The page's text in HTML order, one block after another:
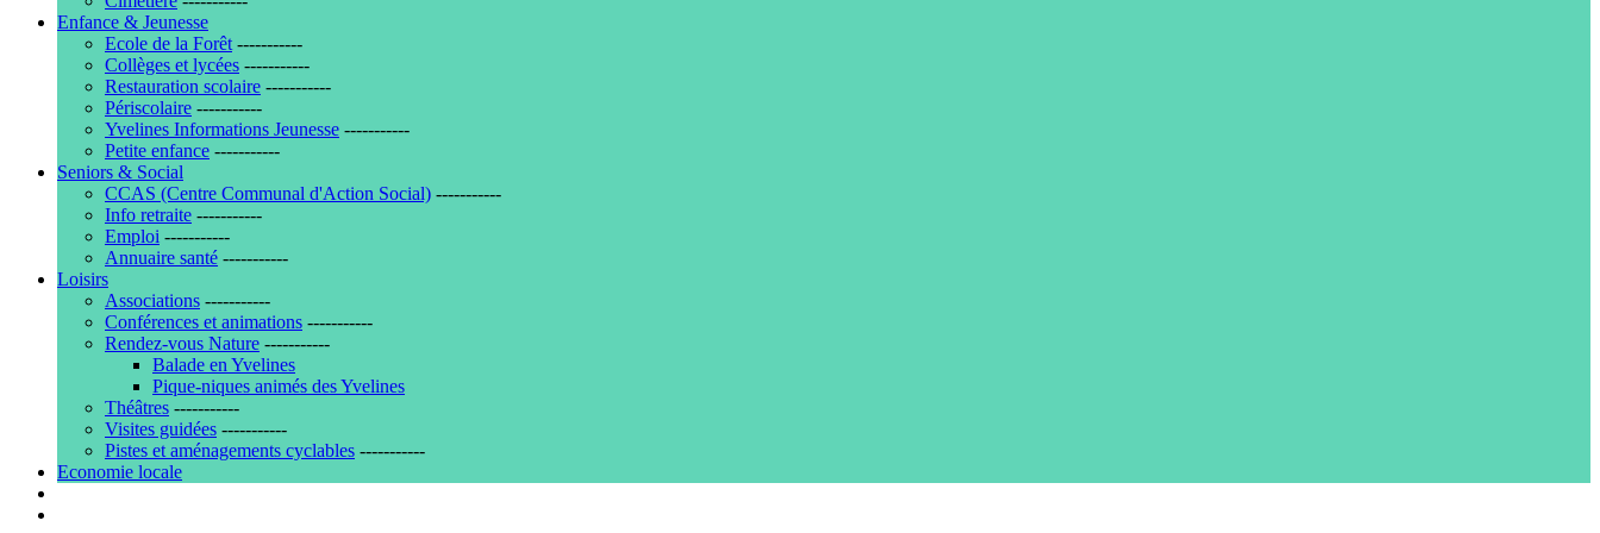
Enfance & Jeunesse
Ecole de la Forêt -----------
Collèges et lycées -----------
Restauration scolaire -----------
Périscolaire -----------
Yvelines Informations Jeunesse -----------
Petite enfance -----------
Seniors & Social
CCAS (Centre Communal d'Action Social) -----------
Info retraite -----------
Emploi -----------
Annuaire santé -----------
Loisirs
Associations -----------
Conférences et animations -----------
Rendez-vous Nature -----------
Balade en Yvelines
Pique-niques animés des Yvelines
Théâtres -----------
Visites guidées -----------
Pistes et aménagements cyclables -----------
Economie locale